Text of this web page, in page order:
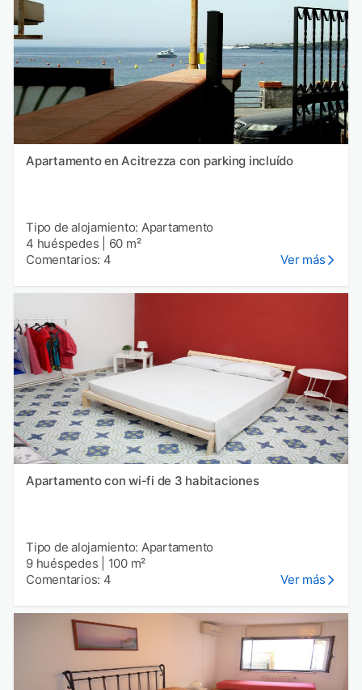
Apartamento en Acitrezza con parking incluído
Tipo de alojamiento: Apartamento
4 huéspedes
60 m²
Comentarios: 4
Ver más
Apartamento con wi-fi de 3 habitaciones
Tipo de alojamiento: Apartamento
9 huéspedes
100 m²
Comentarios: 4
Ver más